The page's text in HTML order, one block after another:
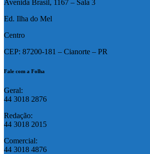
Avenida Brasil, 1167 – Sala 3
Ed. Ilha do Mel
Centro
CEP: 87200-181 – Cianorte – PR
Fale com a Folha
Geral:
44 3018 2876
Redação:
44 3018 2015
Comercial:
44 3018 4876